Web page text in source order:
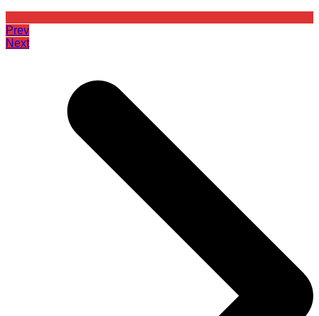
Prev
Next